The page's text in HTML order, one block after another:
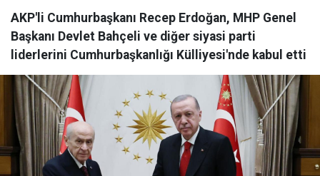
AKP'li Cumhurbaşkanı Recep Erdoğan, MHP Genel
Başkanı Devlet Bahçeli ve diğer siyasi parti
liderlerini Cumhurbaşkanlığı Külliyesi'nde kabul etti